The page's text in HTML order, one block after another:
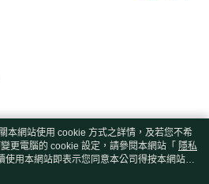
本網站使用 cookie 方式之詳情，及若您不希
更電腦的 cookie 設定，請參閱本網站「 隱私
使用本網站即表示您同意本公司得按本網站使